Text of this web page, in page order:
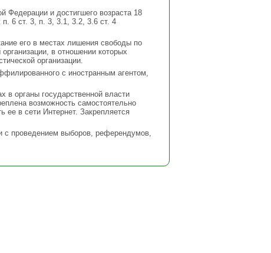
Федерации и достигшего возраста 18
п. 6 ст. 3, п. 3, 3.1, 3.2, 3.6 ст. 4
его в местах лишения свободы по
в отношении которых
организации.
с иностранным агентом,
в органы государственной власти
возможность самостоятельно
ее в сети Интернет. Закрепляется
с проведением выборов, референдумов,